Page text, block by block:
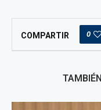
COMPARTIR 0